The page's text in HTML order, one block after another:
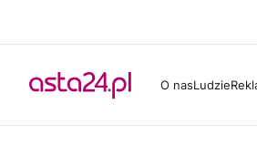
O nasLudzie